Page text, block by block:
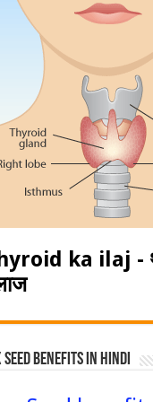
ka ilaj -
Seed Benefits in hindi